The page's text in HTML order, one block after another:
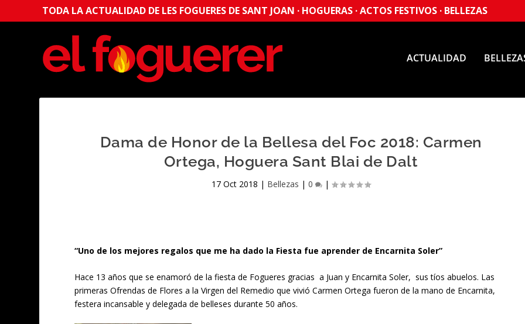
TODA LA ACTUALIDAD DE LES FOGUERES DE SANT JOAN · HOGUERAS · ACTOS FESTIVOS · BELLEZAS
ACTUALIDAD
Dama de Honor de la Bellesa del Foc 2018: Carmen
Ortega, Hoguera Sant Blai de Dalt
17 Oct 2018 | Bellezas |0 |
“Uno de los mejores regalos que me ha dado la Fiesta fue aprender de Encarnita Soler”
Hace 13 años que se enamoró de la fiesta de Fogueres gracias a Juan y Encarnita Soler, sus tíos abuelos. Las
primeras Ofrendas de Flores a la Virgen del Remedio que vivió Carmen Ortega fueron de la mano de Encarnita,
festera incansable y delegada de belleses durante 50 años.